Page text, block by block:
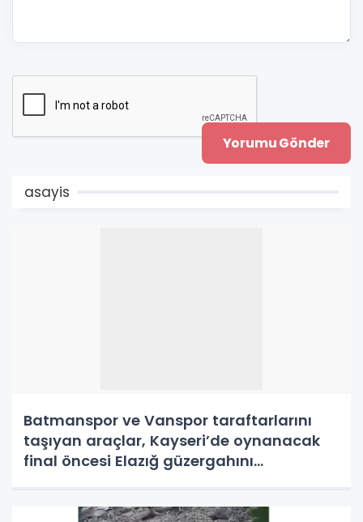
asayis
Batmanspor ve Vanspor taraftarlarını
taşıyan araçlar, Kayseri’de oynanacak
final öncesi Elazığ güzergahını